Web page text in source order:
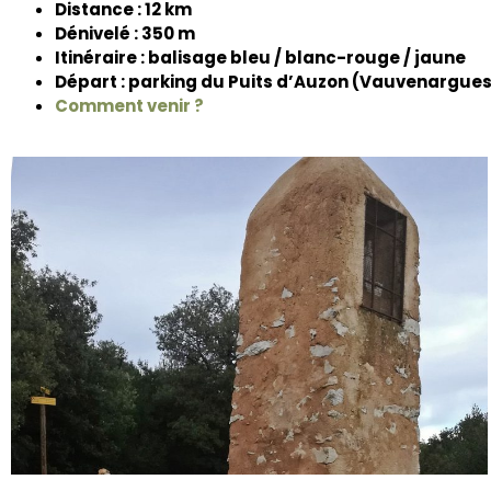
Distance : 12 km
Dénivelé : 350 m
Itinéraire : balisage bleu / blanc-rouge / jaune
Départ : parking du Puits d’Auzon
Comment venir ?